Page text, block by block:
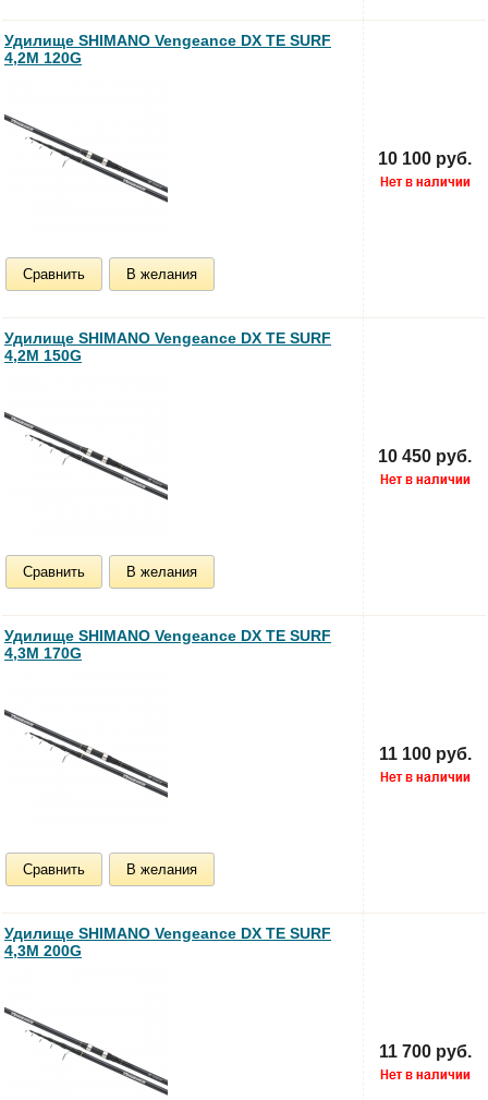
Удилище SHIMANO Vengeance DX TE SURF
4,2M 120G
Сравнить В желания
10 100 руб.
Удилище SHIMANO Vengeance DX TE SURF
4,2M 150G
Сравнить В желания
10 450 руб.
Удилище SHIMANO Vengeance DX TE SURF
4,3M 170G
Сравнить В желания
11 100 руб.
Удилище SHIMANO Vengeance DX TE SURF
4,3M 200G
11 700 руб.